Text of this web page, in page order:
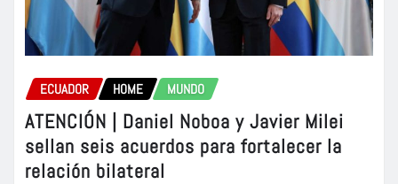
ECUADOR HOME MUNDO
ATENCIÓN | Daniel Noboa y Javier Milei
sellan seis acuerdos para fortalecer la
relación bilateral